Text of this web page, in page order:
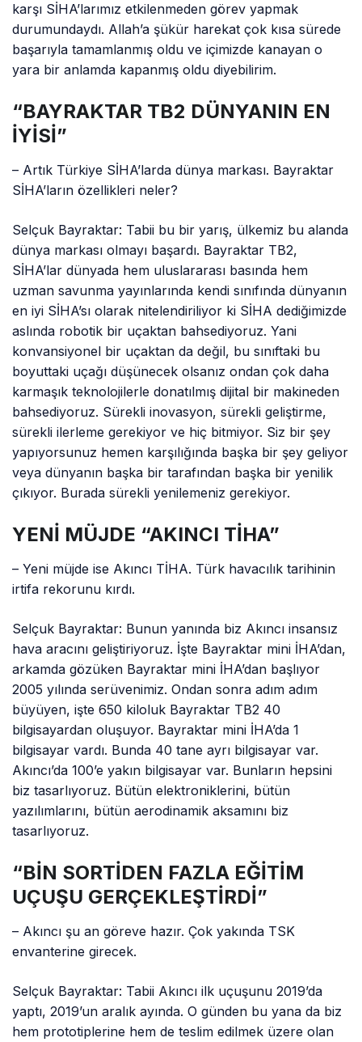
karşı SİHA’larımız etkilenmeden görev yapmak
durumundaydı. Allah’a şükür harekat çok kısa sürede
başarıyla tamamlanmış oldu ve içimizde kanayan o
yara bir anlamda kapanmış oldu diyebilirim.
“BAYRAKTAR TB2 DÜNYANIN EN
İYİSİ”
– Artık Türkiye SİHA’larda dünya markası. Bayraktar
SİHA’ların özellikleri neler?
Selçuk Bayraktar: Tabii bu bir yarış, ülkemiz bu alanda
dünya markası olmayı başardı. Bayraktar TB2,
SİHA’lar dünyada hem uluslararası basında hem
uzman savunma yayınlarında kendi sınıfında dünyanın
en iyi SİHA’sı olarak nitelendiriliyor ki SİHA dediğimizde
aslında robotik bir uçaktan bahsediyoruz. Yani
konvansiyonel bir uçaktan da değil, bu sınıftaki bu
boyuttaki uçağı düşünecek olsanız ondan çok daha
karmaşık teknolojilerle donatılmış dijital bir makineden
bahsediyoruz. Sürekli inovasyon, sürekli geliştirme,
sürekli ilerleme gerekiyor ve hiç bitmiyor. Siz bir şey
yapıyorsunuz hemen karşılığında başka bir şey geliyor
veya dünyanın başka bir tarafından başka bir yenilik
çıkıyor. Burada sürekli yenilemeniz gerekiyor.
YENİ MÜJDE “AKINCI TİHA”
– Yeni müjde ise Akıncı TİHA. Türk havacılık tarihinin
irtifa rekorunu kırdı.
Selçuk Bayraktar: Bunun yanında biz Akıncı insansız
hava aracını geliştiriyoruz. İşte Bayraktar mini İHA’dan,
arkamda gözüken Bayraktar mini İHA’dan başlıyor
2005 yılında serüvenimiz. Ondan sonra adım adım
büyüyen, işte 650 kiloluk Bayraktar TB2 40
bilgisayardan oluşuyor. Bayraktar mini İHA’da 1
bilgisayar vardı. Bunda 40 tane ayrı bilgisayar var.
Akıncı’da 100’e yakın bilgisayar var. Bunların hepsini
biz tasarlıyoruz. Bütün elektroniklerini, bütün
yazılımlarını, bütün aerodinamik aksamını biz
tasarlıyoruz.
“BİN SORTİDEN FAZLA EĞİTİM
UÇUŞU GERÇEKLEŞTİRDİ”
– Akıncı şu an göreve hazır. Çok yakında TSK
envanterine girecek.
Selçuk Bayraktar: Tabii Akıncı ilk uçuşunu 2019’da
yaptı, 2019’un aralık ayında. O günden bu yana da biz
hem prototiplerine hem de teslim edilmek üzere olan